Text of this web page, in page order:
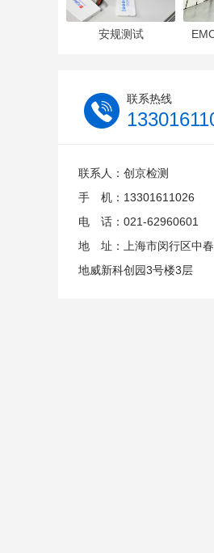
安规测试
联系热线
联系人：创京检测
手 机：13301611026
电 话：021-62960601
地 址：上海市闵行区中
地威新科创园3号楼3层